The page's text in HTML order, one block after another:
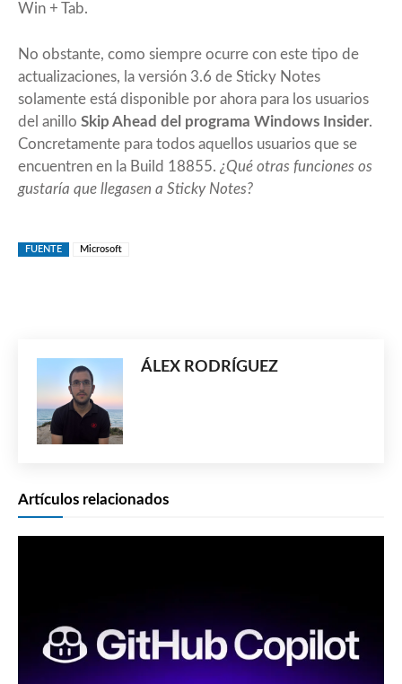
Win + Tab.
No obstante, como siempre ocurre con este tipo de
actualizaciones, la versión 3.6 de Sticky Notes
solamente está disponible por ahora para los usuarios
del anillo Skip Ahead del programa Windows Insider.
Concretamente para todos aquellos usuarios que se
encuentren en la Build 18855. ¿Qué otras funciones os
gustaría que llegasen a Sticky Notes?
FUENTE Microsoft
ÁLEX RODRÍGUEZ
Artículos relacionados